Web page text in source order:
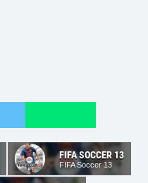
FIFA SOCCER 13
FIFA Soccer 13